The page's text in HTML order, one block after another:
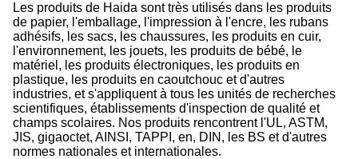
Les produits de Haida sont très utilisés dans les produits
de papier, l'emballage, l'impression à l'encre, les rubans
adhésifs, les sacs, les chaussures, les produits en cuir,
l'environnement, les jouets, les produits de bébé, le
matériel, les produits électroniques, les produits en
plastique, les produits en caoutchouc et d'autres
industries, et s'appliquent à tous les unités de recherches
scientifiques, établissements d'inspection de qualité et
champs scolaires. Nos produits rencontrent l'UL, ASTM,
JIS, gigaoctet, AINSI, TAPPI, en, DIN, les BS et d'autres
normes nationales et internationales.